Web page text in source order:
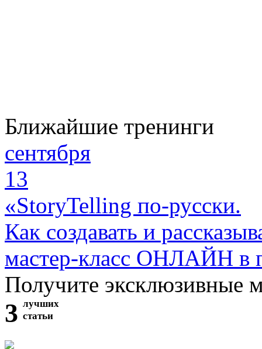
Ближайшие тренинги
сентября
13
«StoryTelling по-русски.
Как создавать и
мастер-класс ОНЛАЙН в
Получите эксклюзивные
3 лучших
статьи